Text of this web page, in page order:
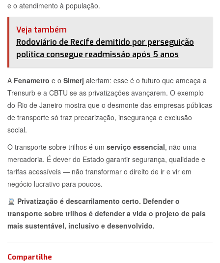
e o atendimento à população.
Veja também
Rodoviário de Recife demitido por perseguição
política consegue readmissão após 5 anos
A Fenametro e o Simerj alertam: esse é o futuro que ameaça a
Trensurb e a CBTU se as privatizações avançarem. O exemplo
do Rio de Janeiro mostra que o desmonte das empresas públicas
de transporte só traz precarização, insegurança e exclusão
social.
O transporte sobre trilhos é um serviço essencial, não uma
mercadoria. É dever do Estado garantir segurança, qualidade e
tarifas acessíveis — não transformar o direito de ir e vir em
negócio lucrativo para poucos.
Privatização é descarrilamento certo. Defender o
transporte sobre trilhos é defender a vida o projeto de país
mais sustentável, inclusivo e desenvolvido.
Compartilhe